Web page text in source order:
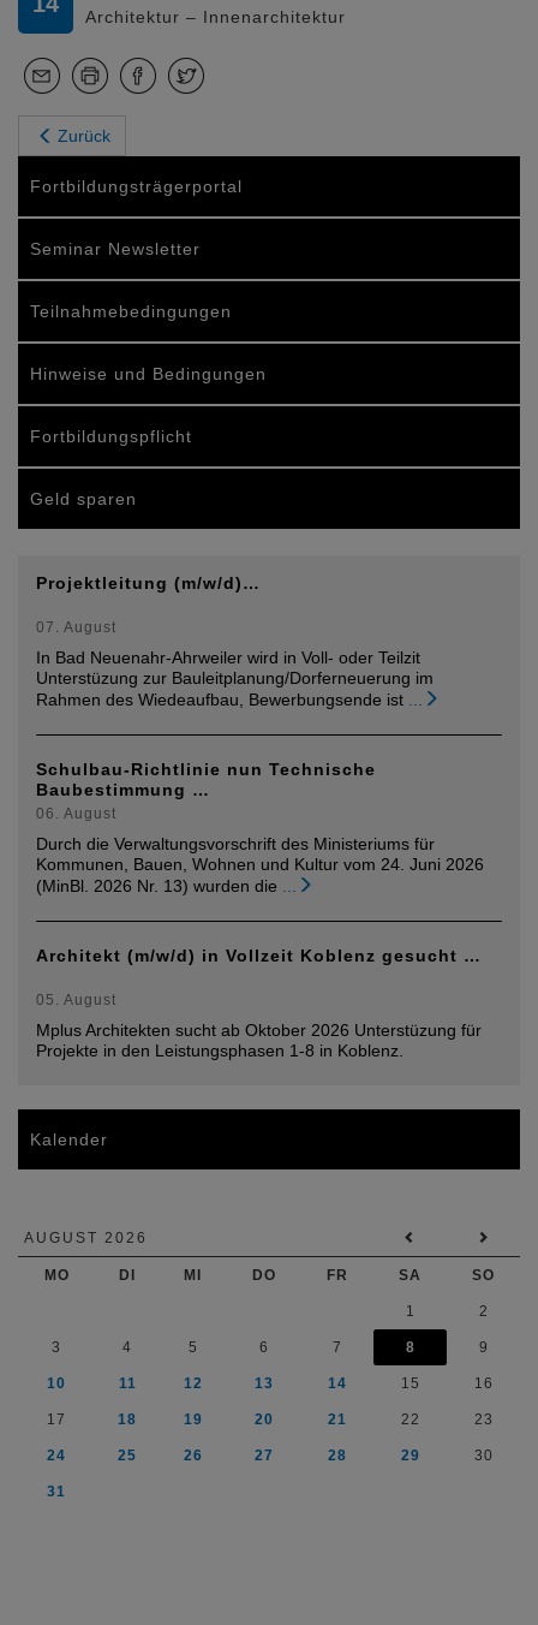
Architektur – Innenarchitektur
Zurück
Fortbildungsträgerportal
Seminar Newsletter
Teilnahmebedingungen
Hinweise und Bedingungen
Fortbildungspflicht
Geld sparen
Projektleitung (m/w/d)…
07. August
In Bad Neuenahr-Ahrweiler wird in Voll- oder Teilzit
Unterstüzung zur Bauleitplanung/Dorferneuerung im
Rahmen des Wiedeaufbau, Bewerbungsende ist
Schulbau-Richtlinie nun Technische
Baubestimmung …
06. August
Durch die Verwaltungsvorschrift des Ministeriums für
Kommunen, Bauen, Wohnen und Kultur vom 24. Juni 2026
(MinBl. 2026 Nr. 13) wurden die
Architekt (m/w/d) in Vollzeit Koblenz gesucht …
05. August
Mplus Architekten sucht ab Oktober 2026 Unterstüzung für
Projekte in den Leistungsphasen 1-8 in Koblenz.
Kalender
AUGUST 2026
MO DI MI DO FR SA SO
1 2
3 4 5 6 7 8 9
10 11 12 13 14 15 16
17 18 19 20 21 22 23
24 25 26 27 28 29 30
31